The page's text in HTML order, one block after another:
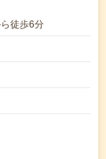
徒歩6分